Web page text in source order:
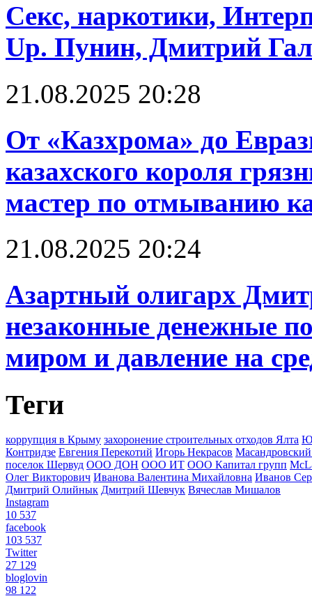
Cекс, наркотики,
Up. Пунин, Дмитрий
21.08.2025 20:28
От «Казхрома» до
казахского короля
мастер по отмыванию
21.08.2025 20:24
Азартный олигарх
незаконные денежные
миром и давление на
Теги
коррупция в Крыму захоронение строительных отходов Ялта
Контридзе Евгения Перекотий Игорь Некрасов
поселок Шервуд ООО ДОН ООО ИТ ООО Капитал групп
Олег Викторович Иванова Валентина Михайловна Иванов
Дмитрий Олийнык Дмитрий Шевчук Вячеслав Мишалов
Instagram
10 537
facebook
103 537
Twitter
27 129
bloglovin
98 122